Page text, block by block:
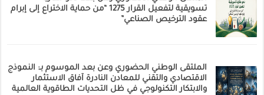
تسويقية لتفعيل القرار 1275 “من حماية الاختراع إلى إبرام
عقود الترخيص الصناعي”
الملتقى الوطني الحضوري وعن بعد الموسوم بـ: النموذج
الاقتصادي والتقني للمعادن النادرة آفاق الاستثمار
والابتكار التكنولوجي في ظل التحديات الطاقوية العالمية